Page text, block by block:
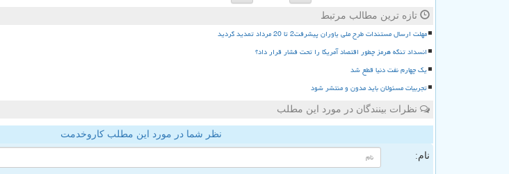
تازه ترین مطالب مرتبط
مهلت ارسال مستندات طرح ملی یاوران پیشرفت2 تا 20 مرداد تمدید گردید
انسداد تنگه هرمز چطور اقتصاد آمریکا را تحت فشار قرار داد؟
یک چهارم نفت دنیا قطع شد
تجربیات مسئولان باید مدون و منتشر شود
نظرات بینندگان در مورد این مطلب
نظر شما در مورد این مطلب کاروخدمت
نام: